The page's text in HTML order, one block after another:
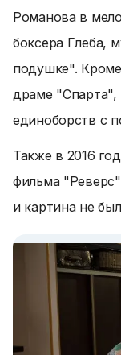
Романова в
боксера Глеба,
подушке".
драме "Спарта",
единоборств с
Также в 2016
фильма
и картина не